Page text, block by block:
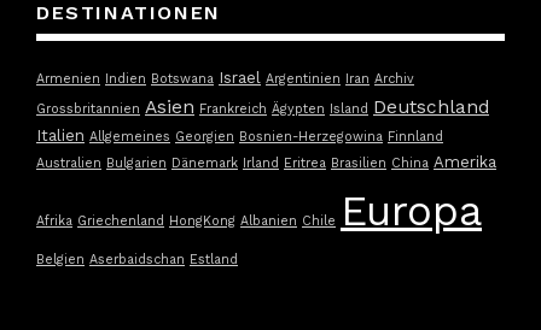
DESTINATIONEN
Armenien Indien Botswana Israel Argentinien Iran Archiv
Grossbritannien Asien Frankreich Ägypten Island Deutschland
Italien Allgemeines Georgien Bosnien-Herzegowina Finnland
Australien Bulgarien Dänemark Irland Eritrea Brasilien China Amerika
Afrika Griechenland HongKong Albanien Chile Europa
Belgien Aserbaidschan Estland